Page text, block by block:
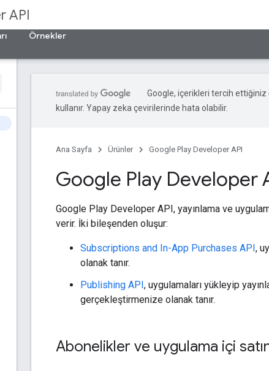
API
Örnekler
Google, içerikleri tercih
kullanır. Yapay zeka çevirilerinde hata olabilir.
Ana Sayfa Ürünler Google Play Developer API
Google Play Developer
Google Play Developer API, yayınlama ve
verir. İki bileşenden oluşur:
Subscriptions and In-App Purchases API,
olanak tanır.
Publishing API, uygulamaları yükleyip
gerçekleştirmenize olanak tanır.
Abonelikler ve uygulama içi